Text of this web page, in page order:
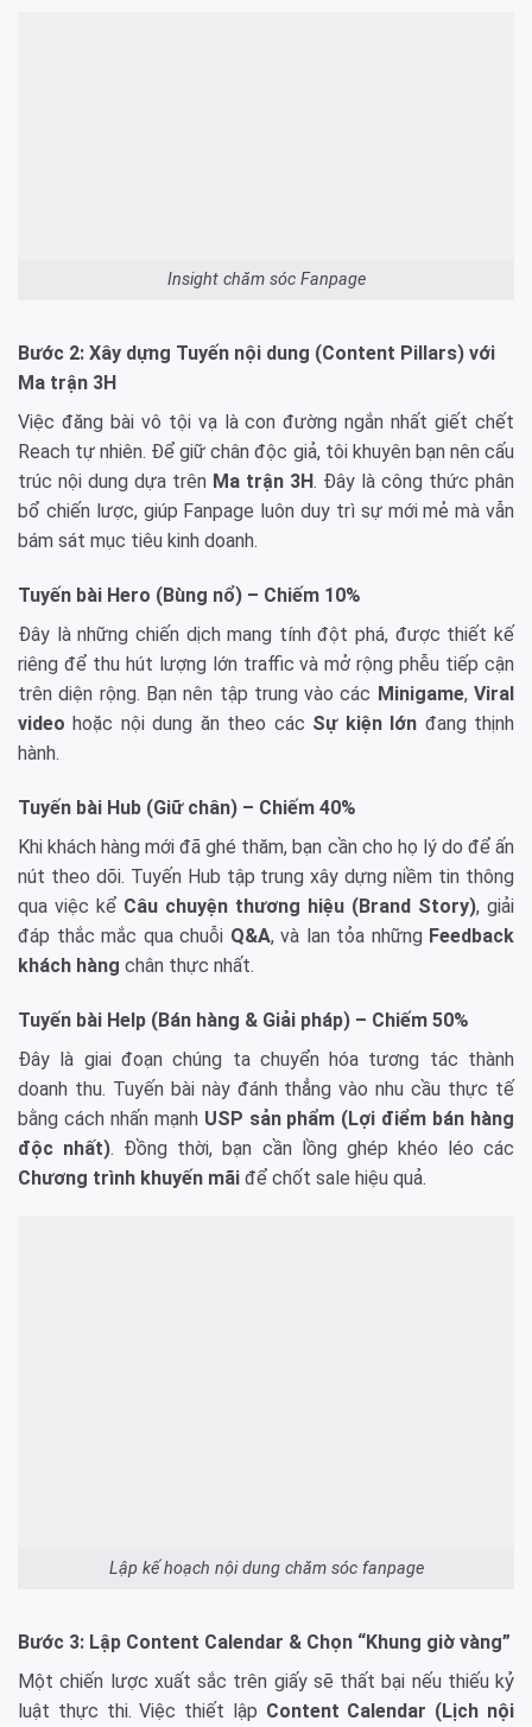
Insight chăm sóc Fanpage
Bước 2: Xây dựng Tuyến nội dung (Content Pillars) với
Ma trận 3H
Việc đăng bài vô tội vạ là con đường ngắn nhất giết chết
Reach tự nhiên. Để giữ chân độc giả, tôi khuyên bạn nên cấu
trúc nội dung dựa trên Ma trận 3H. Đây là công thức phân
bổ chiến lược, giúp Fanpage luôn duy trì sự mới mẻ mà vẫn
bám sát mục tiêu kinh doanh.
Tuyến bài Hero (Bùng nổ) – Chiếm 10%
Đây là những chiến dịch mang tính đột phá, được thiết kế
riêng để thu hút lượng lớn traffic và mở rộng phễu tiếp cận
trên diện rộng. Bạn nên tập trung vào các Minigame,Viral
video hoặc nội dung ăn theo các Sự kiện lớn đang thịnh
hành.
Tuyến bài Hub (Giữ chân) – Chiếm 40%
Khi khách hàng mới đã ghé thăm, bạn cần cho họ lý do để ấn
nút theo dõi. Tuyến Hub tập trung xây dựng niềm tin thông
qua việc kể Câu chuyện thương hiệu (Brand Story), giải
đáp thắc mắc qua chuỗi Q&A, và lan tỏa những Feedback
khách hàng chân thực nhất.
Tuyến bài Help (Bán hàng & Giải pháp) – Chiếm 50%
Đây là giai đoạn chúng ta chuyển hóa tương tác thành
doanh thu. Tuyến bài này đánh thẳng vào nhu cầu thực tế
bằng cách nhấn mạnh USP sản phẩm (Lợi điểm bán hàng
độc nhất). Đồng thời, bạn cần lồng ghép khéo léo các
Chương trình khuyến mãi để chốt sale hiệu quả.
Lập kế hoạch nội dung chăm sóc fanpage
Bước 3: Lập Content Calendar & Chọn “Khung giờ vàng”
Một chiến lược xuất sắc trên giấy sẽ thất bại nếu thiếu kỷ
luật thực thi. Việc thiết lập Content Calendar (Lịch nội